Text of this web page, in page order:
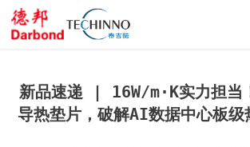
新品速递 | 16W/m·K实力担当
导热垫片，破解AI数据中心板级